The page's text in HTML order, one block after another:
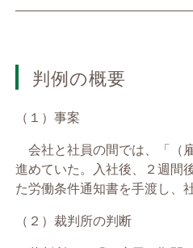
判例の概要
（１）事案
会社と社員の間では、「（
進めていた。入社後、２週間
た労働条件通知書を手渡し、
（２）裁判所の判断